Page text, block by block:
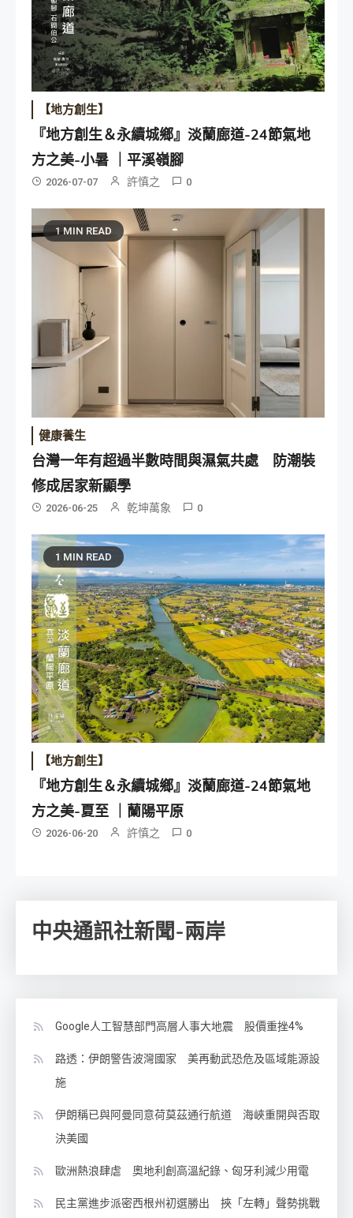
【地方創生】
『地方創生＆永續城鄉』淡蘭廊道-24節氣地
方之美-小暑 ｜平溪嶺腳
2026-07-07 許慎之 0
1 MIN READ
健康養生
台灣一年有超過半數時間與濕氣共處 防潮裝
修成居家新顯學
2026-06-25 乾坤萬象 0
1 MIN READ
【地方創生】
『地方創生＆永續城鄉』淡蘭廊道-24節氣地
方之美-夏至 ｜蘭陽平原
2026-06-20 許慎之 0
中央通訊社新聞-兩岸
Google人工智慧部門高層人事大地震 股價重挫4%
路透：伊朗警告波灣國家 美再動武恐危及區域能源設
施
伊朗稱已與阿曼同意荷莫茲通行航道 海峽重開與否取
決美國
歐洲熱浪肆虐 奧地利創高溫紀錄、匈牙利減少用電
民主黨進步派密西根州初選勝出 挾「左轉」聲勢挑戰